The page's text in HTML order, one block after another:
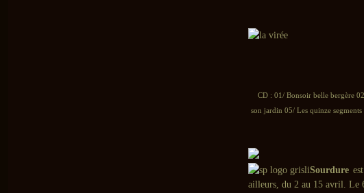
CD : 01/ Bonsoir belle bergère
son jardin 05/ Les quinze
Sourdure
ailleurs, du 2 au 15 avril. Le